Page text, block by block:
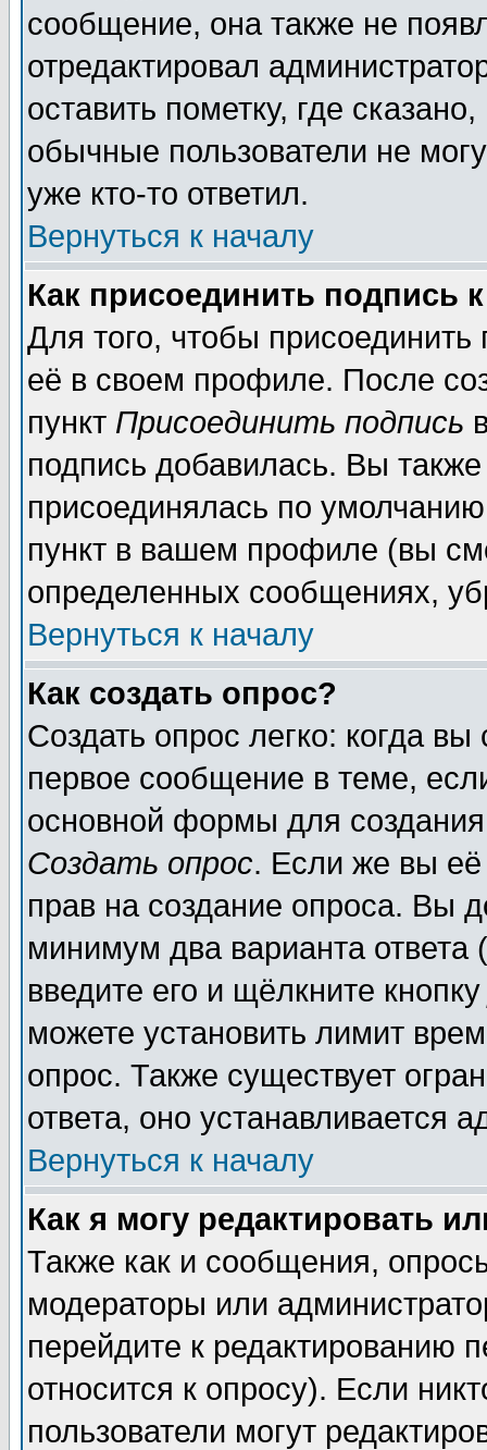
сообщение, она также не
отредактировал
оставить пометку, где
обычные пользователи не
уже кто-то ответил.
Вернуться к началу
Как присоединить подпись
Для того, чтобы
её в своем профиле. После
пункт Присоединить подпись
подпись добавилась. Вы
присоединялась по
пункт в вашем профиле (вы
определенных сообщениях,
Вернуться к началу
Как создать опрос?
Создать опрос легко: когда
первое сообщение в теме,
основной формы для
Создать опрос. Если же вы её
прав на создание опроса. Вы
минимум два варианта ответа
введите его и щёлкните
можете установить лимит
опрос. Также существует
ответа, оно устанавливается
Вернуться к началу
Как я могу редактировать
Также как и сообщения,
модераторы или
перейдите к редактированию
относится к опросу). Если
пользователи могут